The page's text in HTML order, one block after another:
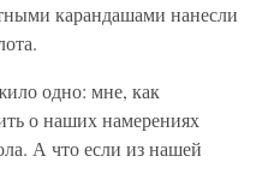
карандашами нанесли
одно: мне, как
о наших намерениях
А что если из нашей